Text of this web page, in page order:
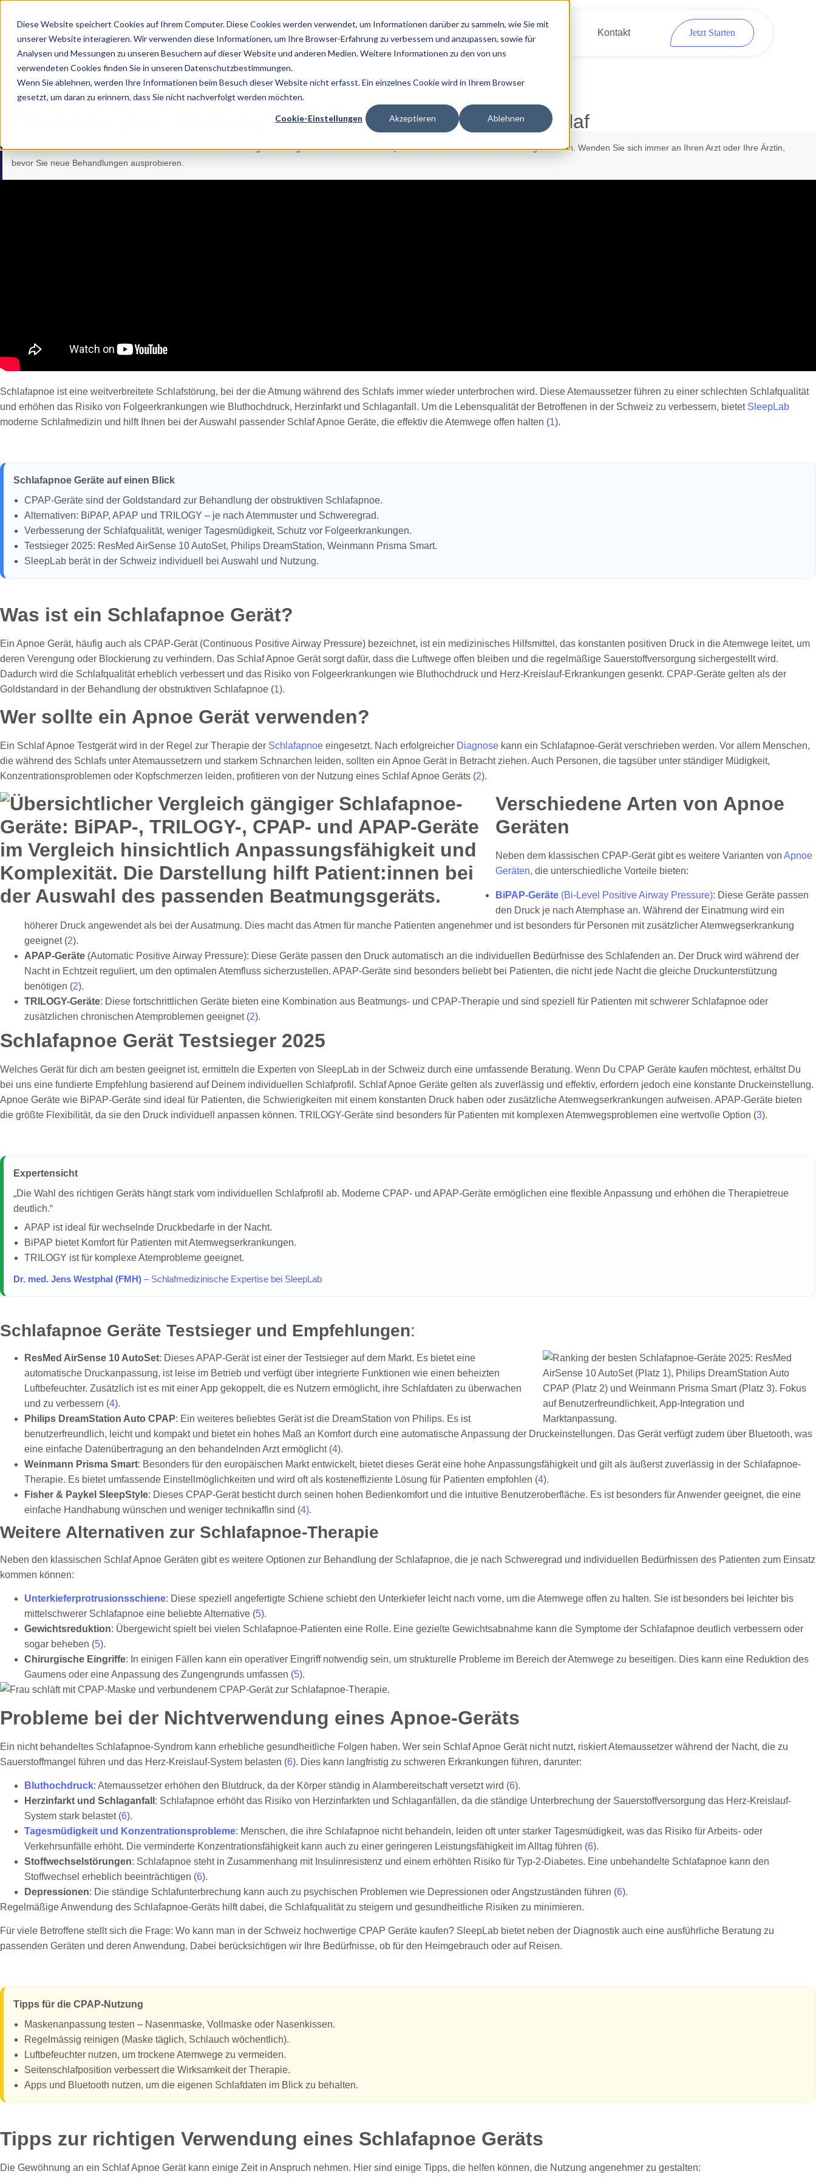
Diese Website speichert Cookies auf Ihrem Computer. Diese Cookies werden verwendet, um Informationen darüber zu sammeln, wie Sie mit
unserer Website interagieren. Wir verwenden diese Informationen, um Ihre Browser-Erfahrung zu verbessern und anzupassen, sowie für
Analysen und Messungen zu unseren Besuchern auf dieser Website und anderen Medien. Weitere Informationen zu den von uns
verwendeten Cookies finden Sie in unseren Datenschutzbestimmungen.
Wenn Sie ablehnen, werden Ihre Informationen beim Besuch dieser Website nicht erfasst. Ein einzelnes Cookie wird in Ihrem Browser
gesetzt, um daran zu erinnern, dass Sie nicht nachverfolgt werden möchten.
Cookie-Einstellungen Akzeptieren Ablehnen
Kontakt Jetzt Starten
16.09.2025
Schlafapnoe Gerät: Effektive Lösungen für einen erholsamen Schlaf
Hinweis:Die Informationen in diesem Artikel sind nur für Bildungszwecke gedacht und sollen keine professionelle medizinische Beratung ersetzen. Wenden Sie sich immer an Ihren Arzt oder Ihre Ärztin,
bevor Sie neue Behandlungen ausprobieren.
Schlafapnoe ist eine weitverbreitete Schlafstörung, bei der die Atmung während des Schlafs immer wieder unterbrochen wird. Diese Atemaussetzer führen zu einer schlechten Schlafqualität
und erhöhen das Risiko von Folgeerkrankungen wie Bluthochdruck, Herzinfarkt und Schlaganfall. Um die Lebensqualität der Betroffenen in der Schweiz zu verbessern, bietet SleepLab
moderne Schlafmedizin und hilft Ihnen bei der Auswahl passender Schlaf Apnoe Geräte, die effektiv die Atemwege offen halten (1).
Schlafapnoe Geräte auf einen Blick
CPAP-Geräte sind der Goldstandard zur Behandlung der obstruktiven Schlafapnoe.
Alternativen: BiPAP, APAP und TRILOGY – je nach Atemmuster und Schweregrad.
Verbesserung der Schlafqualität, weniger Tagesmüdigkeit, Schutz vor Folgeerkrankungen.
Testsieger 2025: ResMed AirSense 10 AutoSet, Philips DreamStation, Weinmann Prisma Smart.
SleepLab berät in der Schweiz individuell bei Auswahl und Nutzung.
Was ist ein Schlafapnoe Gerät?
Ein Apnoe Gerät, häufig auch als CPAP-Gerät (Continuous Positive Airway Pressure) bezeichnet, ist ein medizinisches Hilfsmittel, das konstanten positiven Druck in die Atemwege leitet, um
deren Verengung oder Blockierung zu verhindern. Das Schlaf Apnoe Gerät sorgt dafür, dass die Luftwege offen bleiben und die regelmäßige Sauerstoffversorgung sichergestellt wird.
Dadurch wird die Schlafqualität erheblich verbessert und das Risiko von Folgeerkrankungen wie Bluthochdruck und Herz-Kreislauf-Erkrankungen gesenkt. CPAP-Geräte gelten als der
Goldstandard in der Behandlung der obstruktiven Schlafapnoe (1).
Wer sollte ein Apnoe Gerät verwenden?
Ein Schlaf Apnoe Testgerät wird in der Regel zur Therapie der Schlafapnoe eingesetzt. Nach erfolgreicher Diagnose kann ein Schlafapnoe-Gerät verschrieben werden. Vor allem Menschen,
die während des Schlafs unter Atemaussetzern und starkem Schnarchen leiden, sollten ein Apnoe Gerät in Betracht ziehen. Auch Personen, die tagsüber unter ständiger Müdigkeit,
Konzentrationsproblemen oder Kopfschmerzen leiden, profitieren von der Nutzung eines Schlaf Apnoe Geräts (2).
Verschiedene Arten von Apnoe
Geräten
Neben dem klassischen CPAP-Gerät gibt es weitere Varianten von Apnoe
Geräten, die unterschiedliche Vorteile bieten:
BiPAP-Geräte (Bi-Level Positive Airway Pressure): Diese Geräte passen
den Druck je nach Atemphase an. Während der Einatmung wird ein
höherer Druck angewendet als bei der Ausatmung. Dies macht das Atmen für manche Patienten angenehmer und ist besonders für Personen mit zusätzlicher Atemwegserkrankung
geeignet (2).
APAP-Geräte (Automatic Positive Airway Pressure): Diese Geräte passen den Druck automatisch an die individuellen Bedürfnisse des Schlafenden an. Der Druck wird während der
Nacht in Echtzeit reguliert, um den optimalen Atemfluss sicherzustellen. APAP-Geräte sind besonders beliebt bei Patienten, die nicht jede Nacht die gleiche Druckunterstützung
benötigen (2).
TRILOGY-Geräte: Diese fortschrittlichen Geräte bieten eine Kombination aus Beatmungs- und CPAP-Therapie und sind speziell für Patienten mit schwerer Schlafapnoe oder
zusätzlichen chronischen Atemproblemen geeignet (2).
Schlafapnoe Gerät Testsieger 2025
Welches Gerät für dich am besten geeignet ist, ermitteln die Experten von SleepLab in der Schweiz durch eine umfassende Beratung. Wenn Du CPAP Geräte kaufen möchtest, erhältst Du
bei uns eine fundierte Empfehlung basierend auf Deinem individuellen Schlafprofil. Schlaf Apnoe Geräte gelten als zuverlässig und effektiv, erfordern jedoch eine konstante Druckeinstellung.
Apnoe Geräte wie BiPAP-Geräte sind ideal für Patienten, die Schwierigkeiten mit einem konstanten Druck haben oder zusätzliche Atemwegserkrankungen aufweisen. APAP-Geräte bieten
die größte Flexibilität, da sie den Druck individuell anpassen können. TRILOGY-Geräte sind besonders für Patienten mit komplexen Atemwegsproblemen eine wertvolle Option (3).
Expertensicht
„Die Wahl des richtigen Geräts hängt stark vom individuellen Schlafprofil ab. Moderne CPAP- und APAP-Geräte ermöglichen eine flexible Anpassung und erhöhen die Therapietreue
deutlich.“
APAP ist ideal für wechselnde Druckbedarfe in der Nacht.
BiPAP bietet Komfort für Patienten mit Atemwegserkrankungen.
TRILOGY ist für komplexe Atemprobleme geeignet.
Dr. med. Jens Westphal (FMH) – Schlafmedizinische Expertise bei SleepLab
Schlafapnoe Geräte Testsieger und Empfehlungen:
ResMed AirSense 10 AutoSet: Dieses APAP-Gerät ist einer der Testsieger auf dem Markt. Es bietet eine
automatische Druckanpassung, ist leise im Betrieb und verfügt über integrierte Funktionen wie einen beheizten
Luftbefeuchter. Zusätzlich ist es mit einer App gekoppelt, die es Nutzern ermöglicht, ihre Schlafdaten zu überwachen
und zu verbessern (4).
Philips DreamStation Auto CPAP: Ein weiteres beliebtes Gerät ist die DreamStation von Philips. Es ist
benutzerfreundlich, leicht und kompakt und bietet ein hohes Maß an Komfort durch eine automatische Anpassung der Druckeinstellungen. Das Gerät verfügt zudem über Bluetooth, was
eine einfache Datenübertragung an den behandelnden Arzt ermöglicht (4).
Weinmann Prisma Smart: Besonders für den europäischen Markt entwickelt, bietet dieses Gerät eine hohe Anpassungsfähigkeit und gilt als äußerst zuverlässig in der Schlafapnoe-
Therapie. Es bietet umfassende Einstellmöglichkeiten und wird oft als kosteneffiziente Lösung für Patienten empfohlen (4).
Fisher & Paykel SleepStyle: Dieses CPAP-Gerät besticht durch seinen hohen Bedienkomfort und die intuitive Benutzeroberfläche. Es ist besonders für Anwender geeignet, die eine
einfache Handhabung wünschen und weniger technikaffin sind (4).
Weitere Alternativen zur Schlafapnoe-Therapie
Neben den klassischen Schlaf Apnoe Geräten gibt es weitere Optionen zur Behandlung der Schlafapnoe, die je nach Schweregrad und individuellen Bedürfnissen des Patienten zum Einsatz
kommen können:
Unterkieferprotrusionsschiene: Diese speziell angefertigte Schiene schiebt den Unterkiefer leicht nach vorne, um die Atemwege offen zu halten. Sie ist besonders bei leichter bis
mittelschwerer Schlafapnoe eine beliebte Alternative (5).
Gewichtsreduktion: Übergewicht spielt bei vielen Schlafapnoe-Patienten eine Rolle. Eine gezielte Gewichtsabnahme kann die Symptome der Schlafapnoe deutlich verbessern oder
sogar beheben (5).
Chirurgische Eingriffe: In einigen Fällen kann ein operativer Eingriff notwendig sein, um strukturelle Probleme im Bereich der Atemwege zu beseitigen. Dies kann eine Reduktion des
Gaumens oder eine Anpassung des Zungengrunds umfassen (5).
Probleme bei der Nichtverwendung eines Apnoe-Geräts
Ein nicht behandeltes Schlafapnoe-Syndrom kann erhebliche gesundheitliche Folgen haben. Wer sein Schlaf Apnoe Gerät nicht nutzt, riskiert Atemaussetzer während der Nacht, die zu
Sauerstoffmangel führen und das Herz-Kreislauf-System belasten (6). Dies kann langfristig zu schweren Erkrankungen führen, darunter:
Bluthochdruck: Atemaussetzer erhöhen den Blutdruck, da der Körper ständig in Alarmbereitschaft versetzt wird (6).
Herzinfarkt und Schlaganfall : Schlafapnoe erhöht das Risiko von Herzinfarkten und Schlaganfällen, da die ständige Unterbrechung der Sauerstoffversorgung das Herz-Kreislauf-
System stark belastet (6).
Tagesmüdigkeit und Konzentrationsprobleme: Menschen, die ihre Schlafapnoe nicht behandeln, leiden oft unter starker Tagesmüdigkeit, was das Risiko für Arbeits- oder
Verkehrsunfälle erhöht. Die verminderte Konzentrationsfähigkeit kann auch zu einer geringeren Leistungsfähigkeit im Alltag führen (6).
Stoffwechselstörungen: Schlafapnoe steht in Zusammenhang mit Insulinresistenz und einem erhöhten Risiko für Typ-2-Diabetes. Eine unbehandelte Schlafapnoe kann den
Stoffwechsel erheblich beeinträchtigen (6).
Depressionen: Die ständige Schlafunterbrechung kann auch zu psychischen Problemen wie Depressionen oder Angstzuständen führen (6).
Regelmäßige Anwendung des Schlafapnoe-Geräts hilft dabei, die Schlafqualität zu steigern und gesundheitliche Risiken zu minimieren.
Für viele Betroffene stellt sich die Frage: Wo kann man in der Schweiz hochwertige CPAP Geräte kaufen? SleepLab bietet neben der Diagnostik auch eine ausführliche Beratung zu
passenden Geräten und deren Anwendung. Dabei berücksichtigen wir Ihre Bedürfnisse, ob für den Heimgebrauch oder auf Reisen.
Tipps für die CPAP-Nutzung
Maskenanpassung testen – Nasenmaske, Vollmaske oder Nasenkissen.
Regelmässig reinigen (Maske täglich, Schlauch wöchentlich).
Luftbefeuchter nutzen, um trockene Atemwege zu vermeiden.
Seitenschlafposition verbessert die Wirksamkeit der Therapie.
Apps und Bluetooth nutzen, um die eigenen Schlafdaten im Blick zu behalten.
Tipps zur richtigen Verwendung eines Schlafapnoe Geräts
Die Gewöhnung an ein Schlaf Apnoe Gerät kann einige Zeit in Anspruch nehmen. Hier sind einige Tipps, die helfen können, die Nutzung angenehmer zu gestalten: